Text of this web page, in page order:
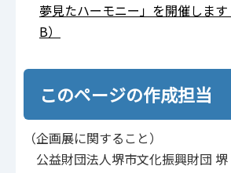
夢見たハーモニー」を開催しま
B）
このページの作成担当
（企画展に関すること）
公益財団法人堺市文化振興財団 堺